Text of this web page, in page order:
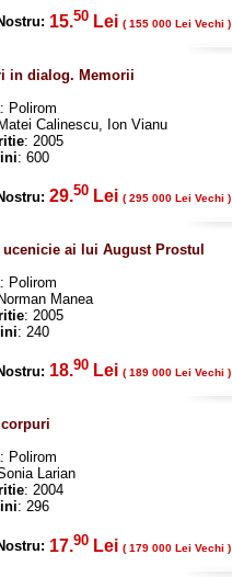
15.50 Lei ( 155 000 Lei Vechi )
in dialog. Memorii
: Polirom
Calinescu, Ion Vianu
: 2005
: 600
29.50 Lei ( 295 000 Lei Vechi )
ai lui August Prostul
: Polirom
Manea
: 2005
: 240
18.90 Lei ( 189 000 Lei Vechi )
: Polirom
Larian
: 2004
: 296
17.90 Lei ( 179 000 Lei Vechi )